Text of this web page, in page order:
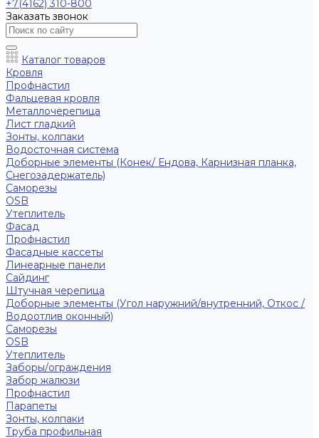
+7(4162) 310-800
Заказать звонок
Каталог товаров
Кровля
Профнастил
Фальцевая кровля
Металлочерепица
Лист гладкий
Зонты, колпаки
Водосточная система
Доборные элементы (Конек/ Ендова, Карнизная планка,
Снегозадержатель)
Саморезы
ОSB
Утеплитель
Фасад
Профнастил
Фасадные кассеты
Линеарные панели
Сайдинг
Штучная черепица
Доборные элементы (Угол наружний/внутренний, Откос /
Водоотлив оконный)
Саморезы
OSB
Утеплитель
Заборы/ограждения
Забор жалюзи
Профнастил
Парапеты
Зонты, колпаки
Труба профильная